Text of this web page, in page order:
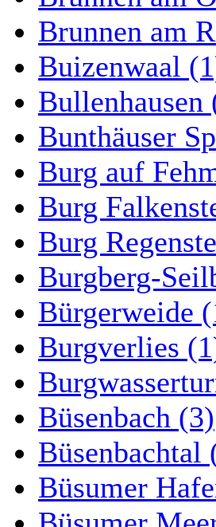
Brunnen am
Buizenwaal
Bullenhausen
Bunthäuser
Burg auf
Burg
Burg
Burgberg-
Bürgerweide
Burgverlies
Büsenbach (3)
Büsenbachtal
Büsumer